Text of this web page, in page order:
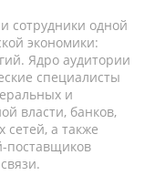
сотрудники одной
экономики:
Ядро аудитории
специалисты
и
власти, банков,
а также
поставщиков